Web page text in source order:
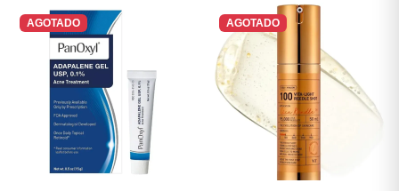
AGOTADO AGOTADO